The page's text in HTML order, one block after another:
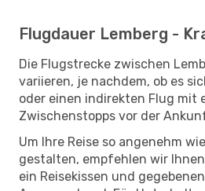
Flugdauer Lemberg -
Die Flugstrecke zwischen
variieren, je nachdem, ob es
oder einen indirekten Flug mit
Zwischenstopps vor der
Um Ihre Reise so angenehm
gestalten, empfehlen wir
ein Reisekissen und